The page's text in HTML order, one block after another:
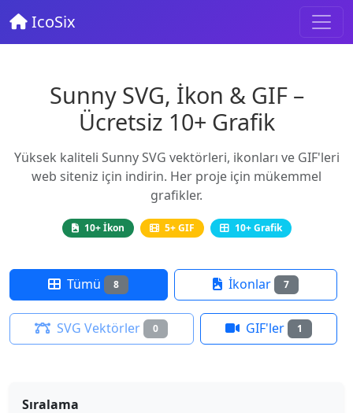
IcoSix
Sunny SVG, İkon & GIF –
Ücretsiz 10+ Grafik
Yüksek kaliteli Sunny SVG vektörleri, ikonları ve GIF'leri
web siteniz için indirin. Her proje için mükemmel
grafikler.
10+ İkon 5+ GIF 10+ Grafik
Tümü 8 İkonlar 7
SVG Vektörler 0 GIF'ler 1
Sıralama